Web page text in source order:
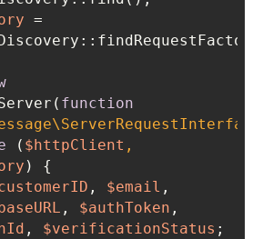
=
function
( $httpClient
)
, $email
, $authToken
, $verificationStatus